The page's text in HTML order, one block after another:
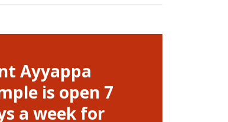
Ayyappa
is open 7
a week for